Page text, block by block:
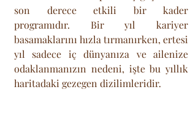
son derece etkili bir kader
programıdır. Bir yıl kariyer
basamaklarını hızla tırmanırken, ertesi
yıl sadece iç dünyanıza ve ailenize
odaklanmanızın nedeni, işte bu yıllık
haritadaki gezegen dizilimleridir.